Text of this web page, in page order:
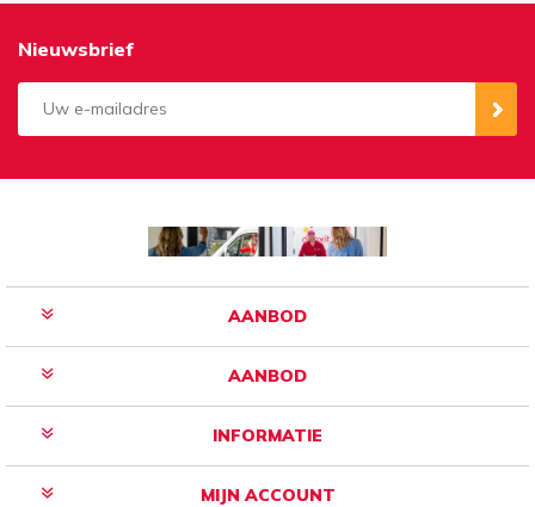
Nieuwsbrief
AANBOD
AANBOD
INFORMATIE
MIJN ACCOUNT